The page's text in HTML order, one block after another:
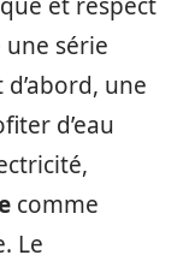
série
une
d’eau
comme
Le